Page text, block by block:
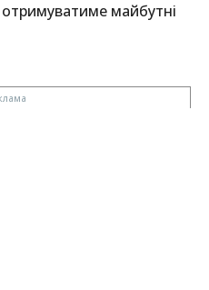
отримуватиме майбутні